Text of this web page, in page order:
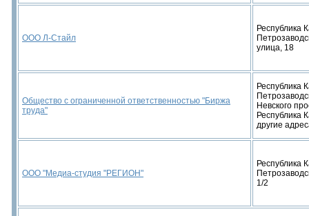
ООО Л-Стайл
Республика
улица, 18
Общество с ограниченной ответственностью "Биржа
труда"
Республика
Невского
Республика
другие
ООО "Медиа-студия "РЕГИОН"
Республика
1/2